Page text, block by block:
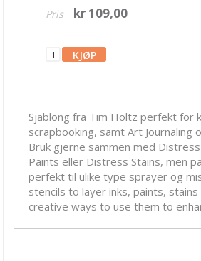
Sjablong & Tilbehør
Crafter's Workshop
Dina Wakley
Diverse stensiler
Dylusions
Pris kr 109,00
Sjablong fra Tim Holtz perfekt for
scrapbooking, samt Art Journaling
Bruk gjerne sammen med
Paints eller Distress Stains, men
perfekt til ulike type sprayer og
stencils to layer inks, paints,
creative ways to use them to